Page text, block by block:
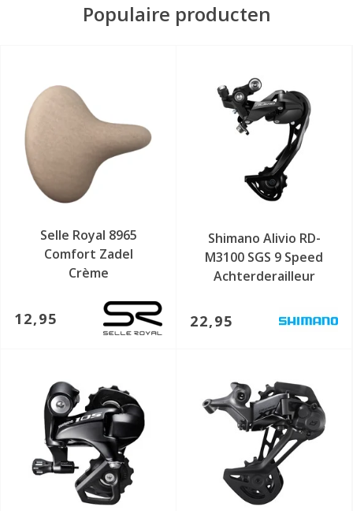
Populaire producten
Selle Royal 8965
Comfort Zadel
Crème
12,95
Shimano Alivio RD-
M3100 SGS 9 Speed
Achterderailleur
22,95